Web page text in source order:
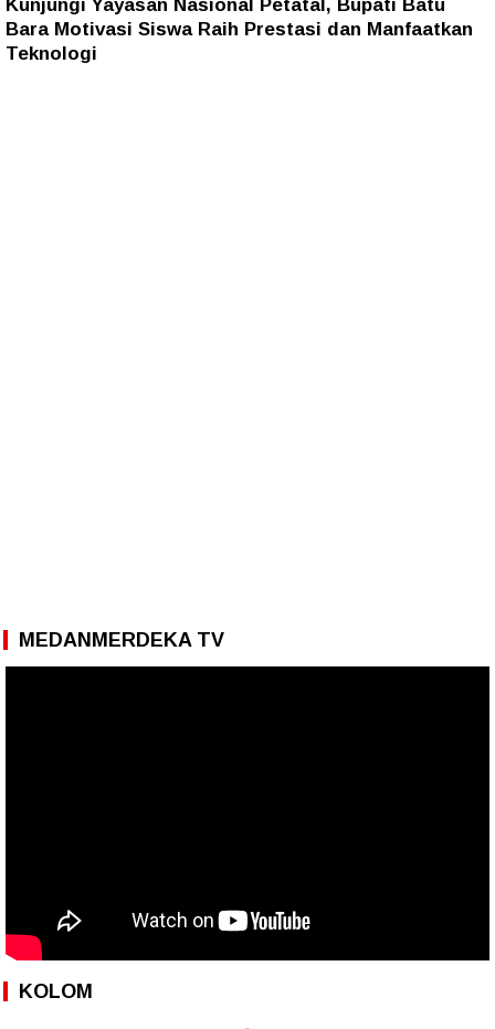
Kunjungi Yayasan Nasional Petatal, Bupati Batu
Bara Motivasi Siswa Raih Prestasi dan Manfaatkan
Teknologi
MEDANMERDEKA TV
KOLOM